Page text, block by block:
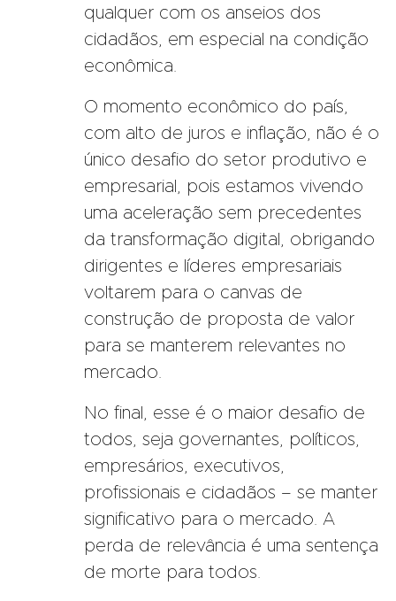
qualquer com os anseios dos
cidadãos, em especial na condição
econômica.
O momento econômico do país,
com alto de juros e inflação, não é o
único desafio do setor produtivo e
empresarial, pois estamos vivendo
uma aceleração sem precedentes
da transformação digital, obrigando
dirigentes e líderes empresariais
voltarem para o canvas de
construção de proposta de valor
para se manterem relevantes no
mercado.
No final, esse é o maior desafio de
todos, seja governantes, políticos,
empresários, executivos,
profissionais e cidadãos – se manter
significativo para o mercado. A
perda de relevância é uma sentença
de morte para todos.